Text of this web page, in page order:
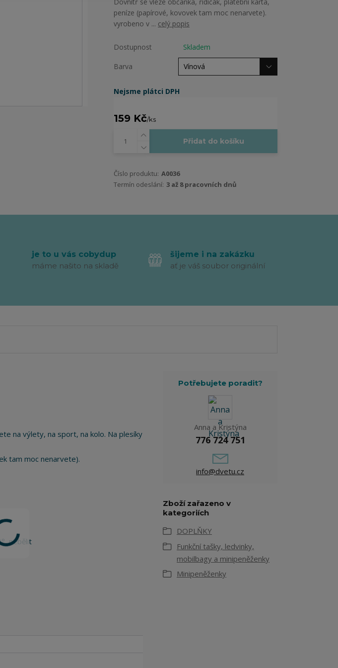
peníze (papírové, kovovek tam moc nenarvete).
vyrobeno v ... celý popis
Dostupnost Skladem
Barva
Nejsme plátci DPH
159 Kč/ks
Přidat do košíku
Číslo produktu: A0036
Termín odeslání: 3 až 8 pracovních dnů
je to u vás cobydup
máme našito na skladě
šijeme i na zakázku
ať je váš soubor originální
na výlety, na sport, na kolo. Na plesíky
tam moc nenarvete).
nebělit
Potřebujete poradit?
Anna a Kristýna
776 724 751
info@dvetu.cz
Zboží zařazeno v
kategoriích
DOPLŇKY
Funkční tašky, ledvinky,
mobilbagy a minipeněženky
Minipeněženky